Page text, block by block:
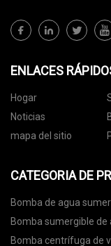
ENLACES
Hogar
Noticias
mapa del sitio
CATEGORIA DE
Bomba de agua
Bomba sumergible de
residuales
Bomba centrífuga de